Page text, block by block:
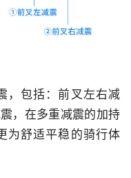
，包括：前叉左右减
，在多重减震的加持
为舒适平稳的骑行体